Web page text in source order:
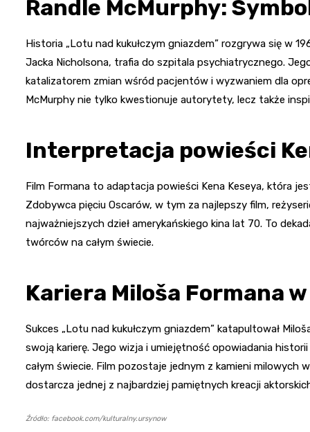
Randle McMurphy:
Historia „Lotu nad kukułczym gniazdem” rozgrywa się w
Jacka Nicholsona, trafia do szpitala psychiatrycznego.
katalizatorem zmian wśród pacjentów i wyzwaniem dla
McMurphy nie tylko kwestionuje autorytety, lecz także
Interpretacja powieści
Film Formana to adaptacja powieści Kena Keseya, która
Zdobywca pięciu Oscarów, w tym za najlepszy film,
najważniejszych dzieł amerykańskiego kina lat 70. To
twórców na całym świecie.
Kariera Miloša Formana
Sukces „Lotu nad kukułczym gniazdem” katapultował
swoją karierę. Jego wizja i umiejętność opowiadania
całym świecie. Film pozostaje jednym z kamieni milowych
dostarcza jednej z najbardziej pamiętnych kreacji
Źródło: facebook.com/kulturalny.ursynow